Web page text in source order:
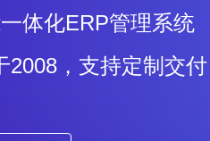
体化ERP管理系统
2008，支持定制交付